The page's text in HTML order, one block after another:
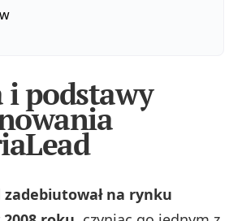
podstawy
zadebiutował na rynku